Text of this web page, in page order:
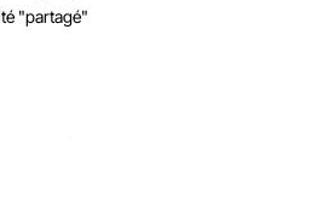
"partagé"